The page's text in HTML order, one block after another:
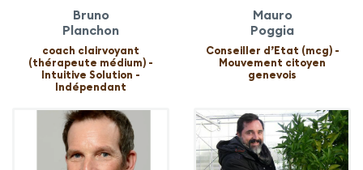
Bruno
Planchon
coach clairvoyant
(thérapeute médium) -
Intuitive Solution -
Indépendant
Mauro
Poggia
Conseiller d’Etat (mcg) -
Mouvement citoyen
genevois